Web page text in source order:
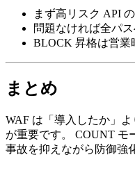
まず高リスク API
問題なければ全パ
BLOCK 昇格は営業
まとめ
WAF は「導入したか」
が重要です。 COUNT モ
事故を抑えながら防御強